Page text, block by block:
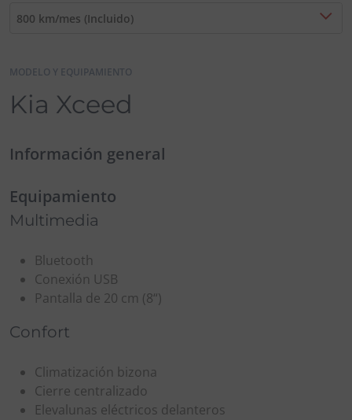
800 km/mes (Incluido)
MODELO Y EQUIPAMIENTO
Kia Xceed
Información general
Equipamiento
Multimedia
Bluetooth
Conexión USB
Pantalla de 20 cm (8“)
Confort
Climatización bizona
Cierre centralizado
Elevalunas eléctricos delanteros